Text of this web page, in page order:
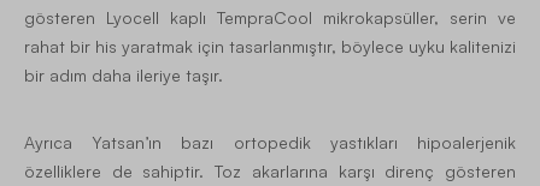
gösteren Lyocell kaplı TempraCool mikrokapsüller, serin ve
rahat bir his yaratmak için tasarlanmıştır, böylece uyku kalitenizi
bir adım daha ileriye taşır.
Ayrıca Yatsan’ın bazı ortopedik yastıkları hipoalerjenik
özelliklere de sahiptir. Toz akarlarına karşı direnç gösteren